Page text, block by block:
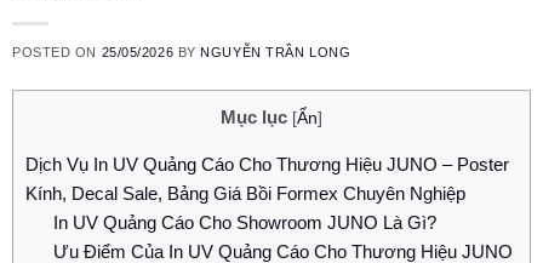
POSTED ON 25/05/2026 BYNGUYỄN TRẦN LONG
Mục lục [Ẩn]
Dịch Vụ In UV Quảng Cáo Cho Thương Hiệu JUNO – Poster
Kính, Decal Sale, Bảng Giá Bồi Formex Chuyên Nghiệp
In UV Quảng Cáo Cho Showroom JUNO Là Gì?
Ưu Điểm Của In UV Quảng Cáo Cho Thương Hiệu JUNO